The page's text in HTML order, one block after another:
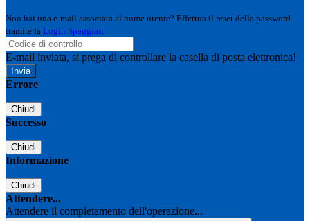
Non hai una e-mail associata al nome utente? Effettua il reset della password
tramite la Login Spaggiari
E-mail inviata, si prega di controllare la casella di posta elettronica!
Errore
Chiudi
Successo
Chiudi
Informazione
Chiudi
Attendere...
Attendere il completamento dell'operazione...